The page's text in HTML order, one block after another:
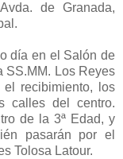
de Granada,
día en el Salón de
SS.MM. Los Reyes
recibimiento, los
calles del centro.
de la 3ª Edad, y
pasarán por el
Tolosa Latour.